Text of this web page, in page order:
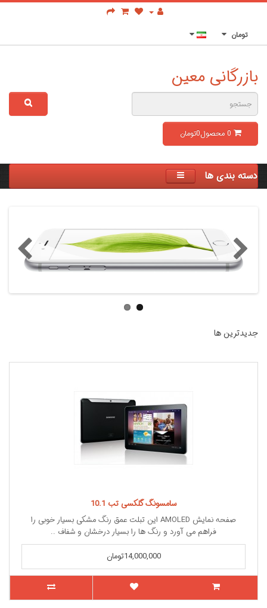
تومان
بازرگانی معین
0 محصول0تومان
دسته بندی ها
جديدترين ها
سامسونگ گلکسی تب 10.1
صفحه نمایش AMOLED این تبلت عمق رنگ مشکی بسیار خوبی را
فراهم می آورد و رنگ ها را بسیار درخشان و شفاف ..
14,000,000تومان